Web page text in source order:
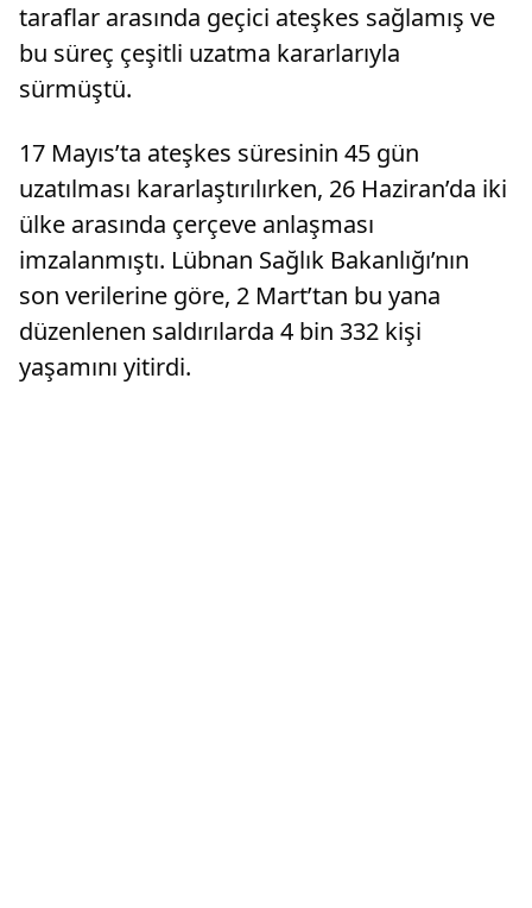
taraflar arasında geçici ateşkes sağlamış ve
bu süreç çeşitli uzatma kararlarıyla
sürmüştü.
17 Mayıs’ta ateşkes süresinin 45 gün
uzatılması kararlaştırılırken, 26 Haziran’da iki
ülke arasında çerçeve anlaşması
imzalanmıştı. Lübnan Sağlık Bakanlığı’nın
son verilerine göre, 2 Mart’tan bu yana
düzenlenen saldırılarda 4 bin 332 kişi
yaşamını yitirdi.